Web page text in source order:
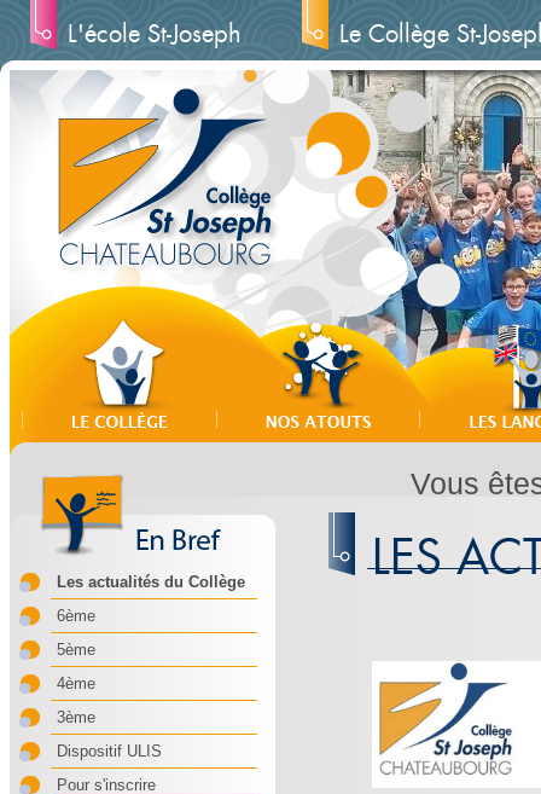
L'école St-Joseph Le Collège St-
Les actualités du Collège
6ème
5ème
4ème
3ème
Dispositif ULIS
Pour s'inscrire
Vous
LES